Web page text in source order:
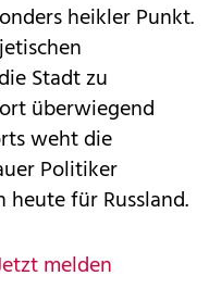
heikler Punkt.
Stadt zu
überwiegend
weht die
Politiker
heute für Russland.
melden